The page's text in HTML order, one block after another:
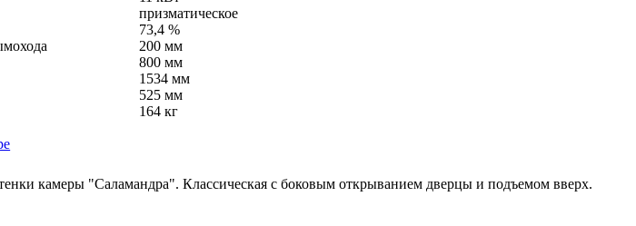
призматическое
73,4 %
200 мм
800 мм
1534 мм
525 мм
164 кг
камеры "Саламандра". Классическая с боковым открыванием дверцы и подъемом вверх.